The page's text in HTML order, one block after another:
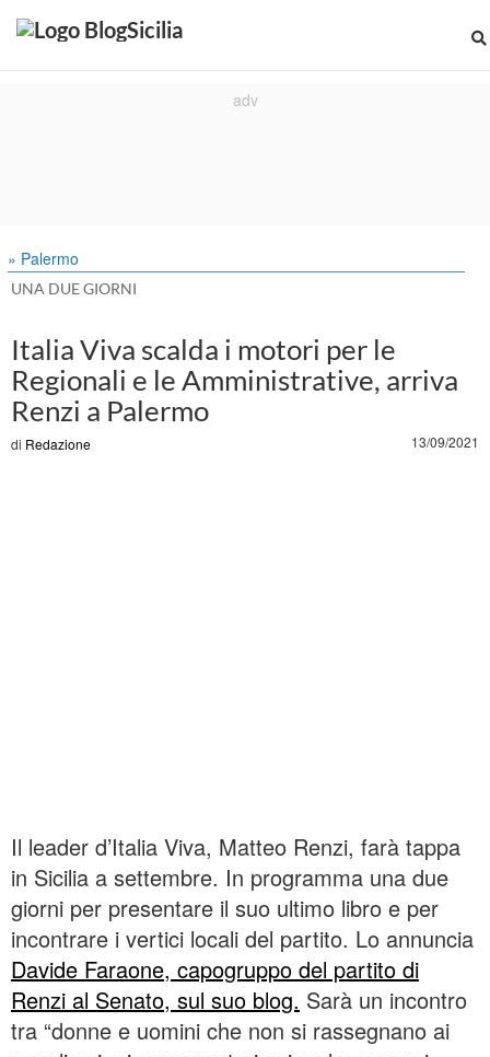
» Palermo
UNA DUE GIORNI
Italia Viva scalda i motori per le
Regionali e le Amministrative, arriva
Renzi a Palermo
di Redazione 13/09/2021
Il leader d’Italia Viva, Matteo Renzi, farà tappa
in Sicilia a settembre. In programma una due
giorni per presentare il suo ultimo libro e per
incontrare i vertici locali del partito. Lo annuncia
Davide Faraone, capogruppo del partito di
Renzi al Senato, sul suo blog. Sarà un incontro
tra “donne e uomini che non si rassegnano ai